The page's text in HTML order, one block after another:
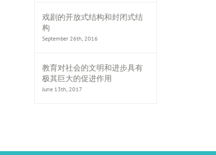
戏剧的开放式结构和封闭式结
构
September 26th, 2016
教育对社会的文明和进步具有
极其巨大的促进作用
June 13th, 2017